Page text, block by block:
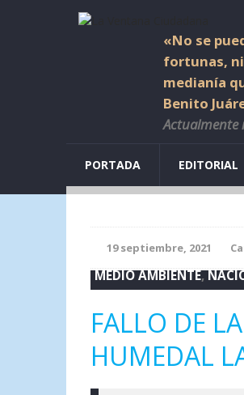
«No se
fortunas,
medianía
Benito
Actualmente
PORTADA EDITORIAL
19 septiembre, 2021
MEDIO AMBIENTE,
FALLO DE
HUMEDAL